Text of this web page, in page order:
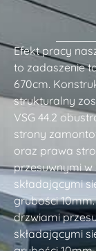
Efekt pracy
to zadaszenie
670cm.
strukturalny
VSG 44.2
strony
oraz prawa
przesuwnymi
składającymi
grubości
drzwiami
składającymi